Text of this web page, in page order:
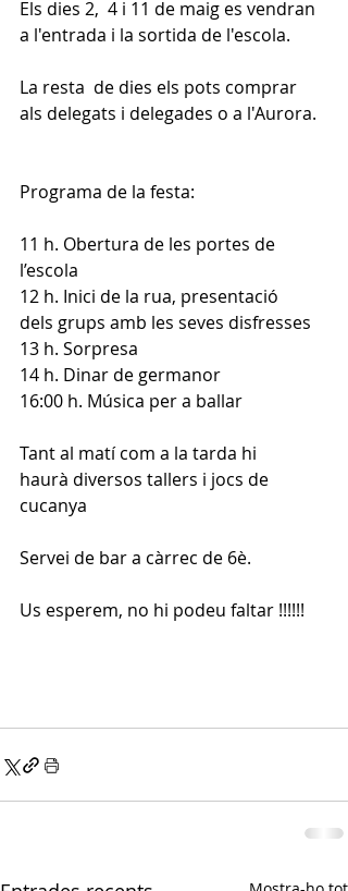
Els dies 2,  4 i 11 de maig es vendran
a l'entrada i la sortida de l'escola.
La resta  de dies els pots comprar
als delegats i delegades o a l'Aurora.
Programa de la festa:
11 h. Obertura de les portes de
l’escola
12 h. Inici de la rua, presentació
dels grups amb les seves disfresses
13 h. Sorpresa
14 h. Dinar de germanor
16:00 h. Música per a ballar
Tant al matí com a la tarda hi
haurà diversos tallers i jocs de
cucanya
Servei de bar a càrrec de 6è.
Us esperem, no hi podeu faltar !!!!!!